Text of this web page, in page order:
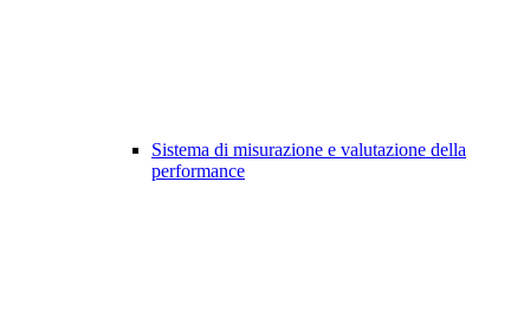
Sistema di misurazione e valutazione della
performance